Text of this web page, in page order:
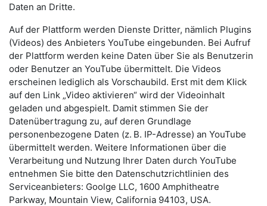
Daten an Dritte.
Auf der Plattform werden Dienste Dritter, nämlich Plugins
(Videos) des Anbieters YouTube eingebunden. Bei Aufruf
der Plattform werden keine Daten über Sie als Benutzerin
oder Benutzer an YouTube übermittelt. Die Videos
erscheinen lediglich als Vorschaubild. Erst mit dem Klick
auf den Link „Video aktivieren“ wird der Videoinhalt
geladen und abgespielt. Damit stimmen Sie der
Datenübertragung zu, auf deren Grundlage
personenbezogene Daten (z. B. IP-Adresse) an YouTube
übermittelt werden. Weitere Informationen über die
Verarbeitung und Nutzung Ihrer Daten durch YouTube
entnehmen Sie bitte den Datenschutzrichtlinien des
Serviceanbieters: Goolge LLC, 1600 Amphitheatre
Parkway, Mountain View, California 94103, USA.